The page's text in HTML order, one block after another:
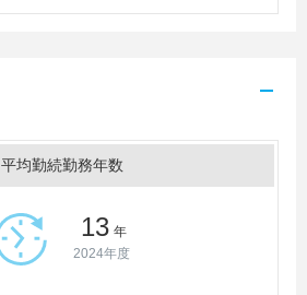
平均勤続勤務年数
13 年
2024年度